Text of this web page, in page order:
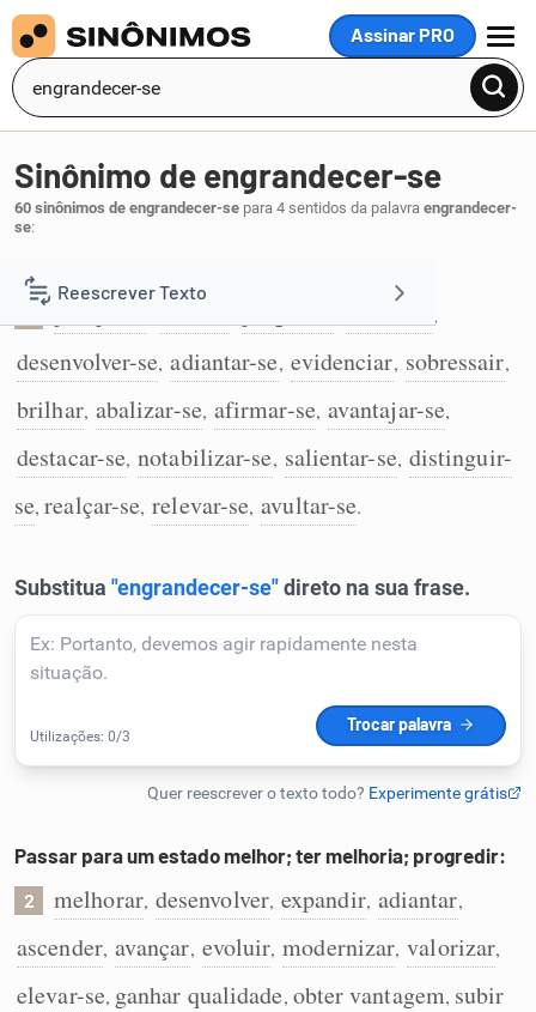
Assinar PRO
MENU
Reescrever Texto
Resumir Texto
Corrigir Texto
Detector de IA
Conexões
Dicionário
Sinônimo de engrandecer-se
60 sinônimos de engrandecer-se para 4 sentidos da palavra engrandecer-
se:
Progredir:
,
desenvolver-se, adiantar-se, evidenciar, sobressair,
brilhar, abalizar-se, afirmar-se, avantajar-se,
destacar-se, notabilizar-se, salientar-se, distinguir-
se,realçar-se, relevar-se, avultar-se.
Passar para um estado melhor; ter melhoria; progredir:
2 melhorar, desenvolver, expandir, adiantar,
ascender, avançar, evoluir, modernizar, valorizar,
elevar-se, ganhar qualidade, obter vantagem, subir